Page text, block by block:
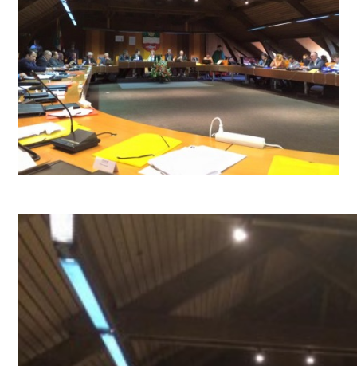
PDC cantonal
Devenir membre